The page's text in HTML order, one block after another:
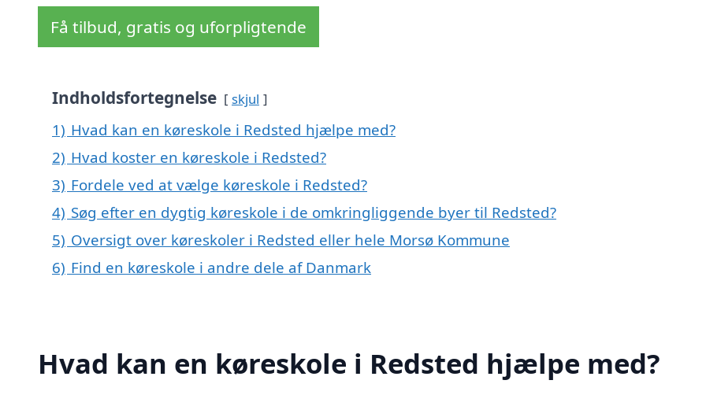
Få tilbud, gratis og uforpligtende
Indholdsfortegnelse skjul
1) Hvad kan en køreskole i Redsted hjælpe med?
2) Hvad koster en køreskole i Redsted?
3) Fordele ved at vælge køreskole i Redsted?
4) Søg efter en dygtig køreskole i de omkringliggende byer til Redsted?
5) Oversigt over køreskoler i Redsted eller hele Morsø Kommune
6) Find en køreskole i andre dele af Danmark
Hvad kan en køreskole i Redsted hjælpe med?